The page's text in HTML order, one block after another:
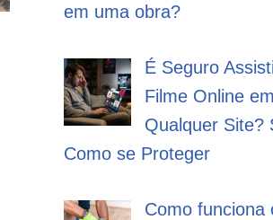
em uma obra?
É Seguro
Filme Online em
Qualquer Site?
Como se Proteger
Como funciona